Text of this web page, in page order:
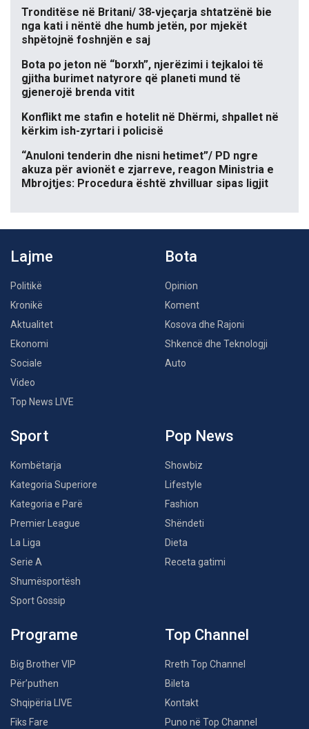
Tronditëse në Britani/ 38-vjeçarja shtatzënë bie
nga kati i nëntë dhe humb jetën, por mjekët
shpëtojnë foshnjën e saj
Bota po jeton në “borxh”, njerëzimi i tejkaloi të
gjitha burimet natyrore që planeti mund të
gjenerojë brenda vitit
Konflikt me stafin e hotelit në Dhërmi, shpallet në
kërkim ish-zyrtari i policisë
“Anuloni tenderin dhe nisni hetimet”/ PD ngre
akuza për avionët e zjarreve, reagon Ministria e
Mbrojtjes: Procedura është zhvilluar sipas ligjit
Lajme
Politikë
Kronikë
Aktualitet
Ekonomi
Sociale
Video
Top News LIVE
Bota
Opinion
Koment
Kosova dhe Rajoni
Shkencë dhe Teknologji
Auto
Sport
Kombëtarja
Kategoria Superiore
Kategoria e Parë
Premier League
La Liga
Serie A
Shumësportësh
Sport Gossip
Pop News
Showbiz
Lifestyle
Fashion
Shëndeti
Dieta
Receta gatimi
Programe
Big Brother VIP
Për’puthen
Shqipëria LIVE
Fiks Fare
Top Channel
Rreth Top Channel
Bileta
Kontakt
Puno në Top Channel